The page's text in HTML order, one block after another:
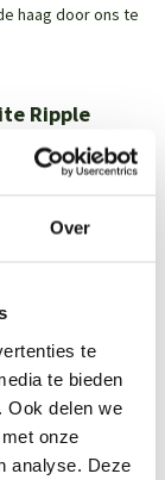
Over
te
te bieden
Ook delen we
onze
analyse. Deze
haag door ons te
Ripple
de kant en klaar
door een
postcode
1091-1098 zijn
te